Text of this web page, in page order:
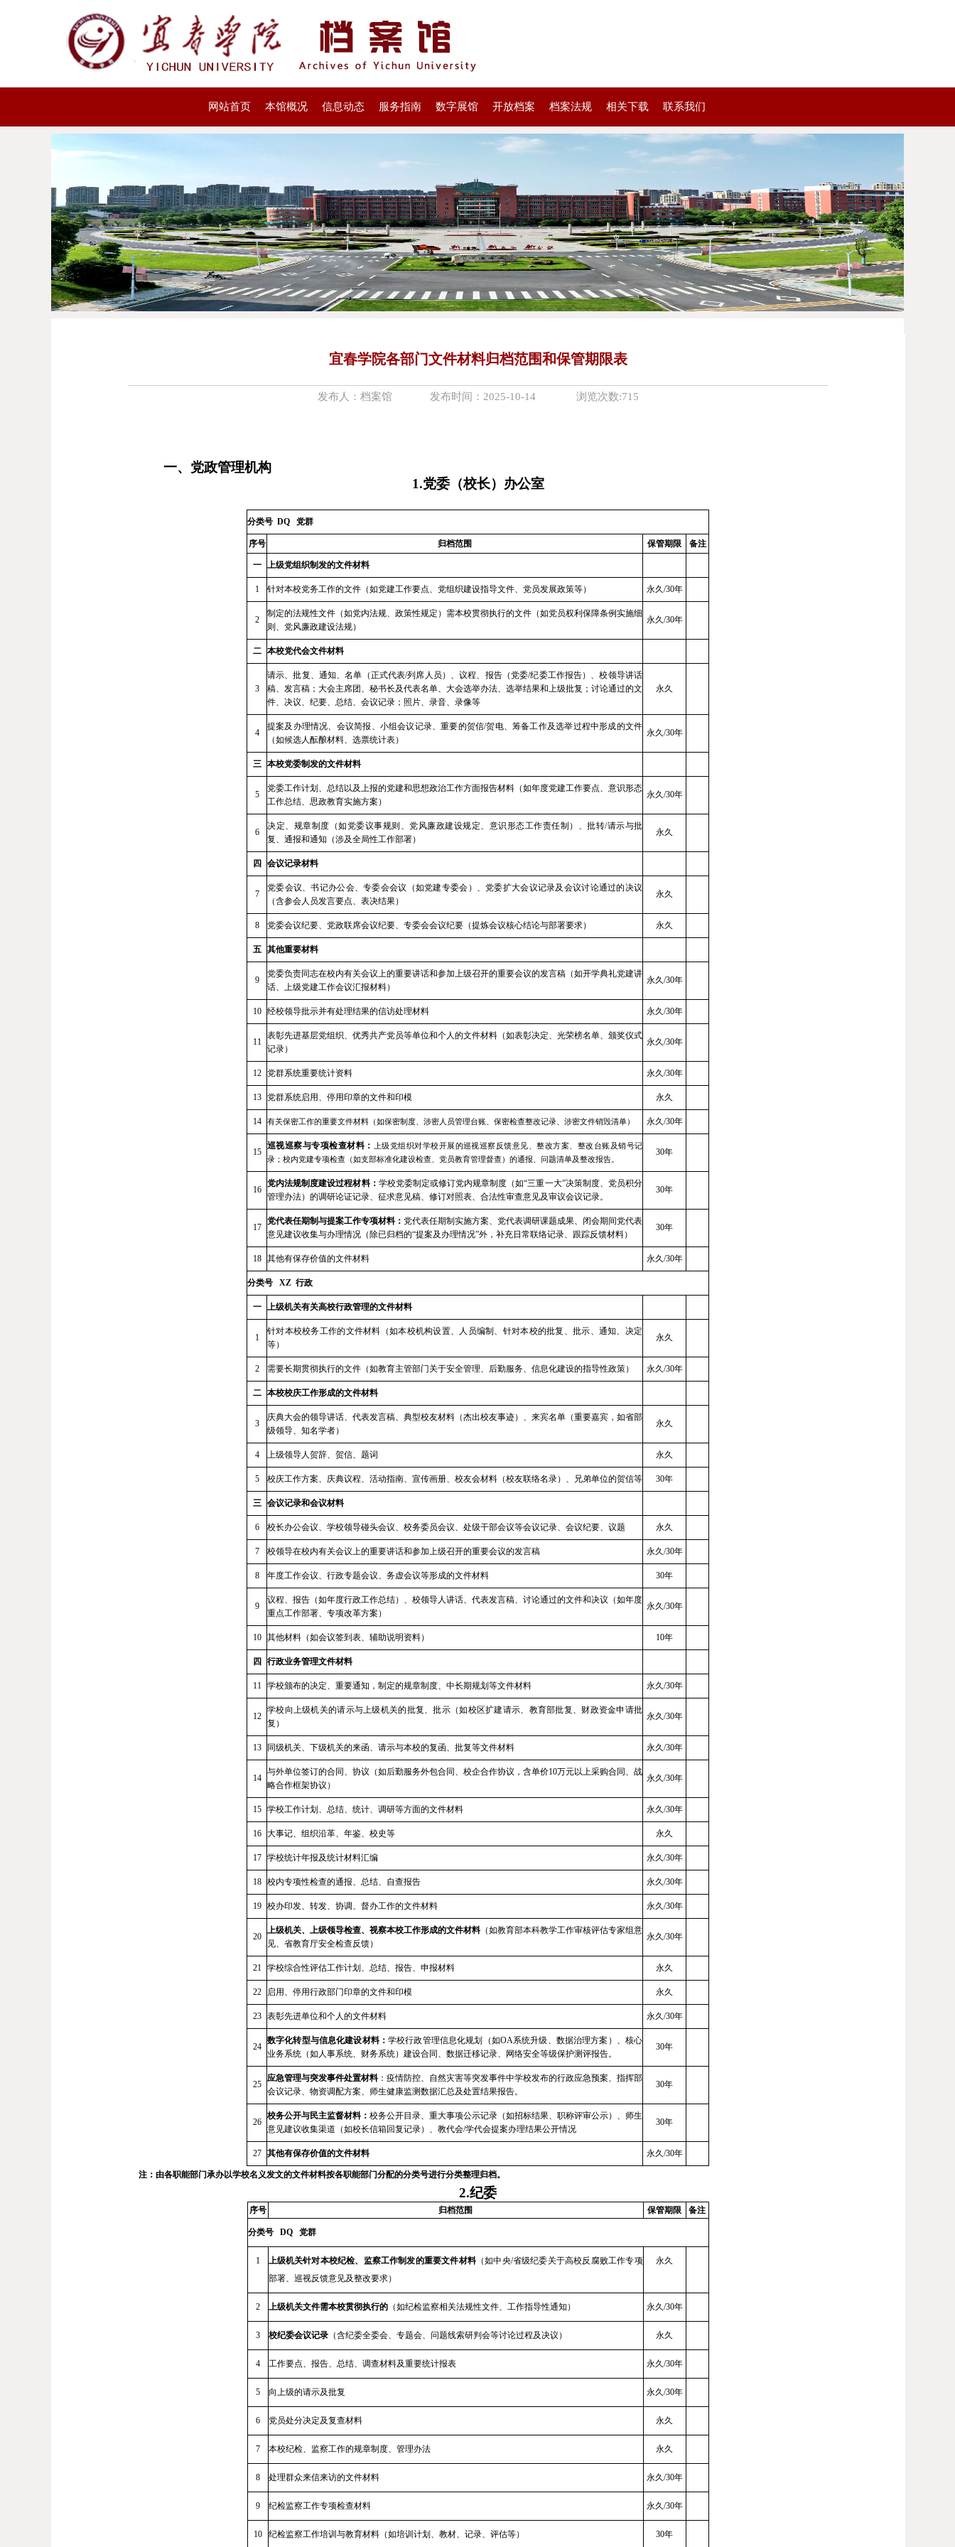
网站首页 本馆概况 信息动态 服务指南 数字展馆 开放档案 档案法规 相关下载 联系我们
宜春学院各部门文件材料归档范围和保管期限表
发布人：档案馆 发布时间：2025-10-14 浏览次数:715
一、 党政管理机构
1.党委（校长） 办公室
分类号 DQ 党群
序号 归档范围 保管期限 备注
一 上级党组织制发的文件材料
1 针对本校党务工作的文件（如党建工作要点、党组织建设指导文件、党员发展政策等） 永久/30年
2
制定的法规性文件（如党内法规、政策性规定）需本校贯彻执行的文件（如党员权利保障条例实施细
则、党风廉政建设法规）
永久/30年
二 本校党代会文件材料
3
请示、批复、通知、名单（正式代表/列席人员）、议程、报告（党委/纪委工作报告）、校领导讲话
稿、发言稿；大会主席团、秘书长及代表名单、大会选举办法、选举结果和上级批复；讨论通过的文
件、决议、纪要、总结、会议记录；照片、录音、录像等
永久
4
提案及办理情况、会议简报、小组会议记录、重要的贺信/贺电、筹备工作及选举过程中形成的文件
（如候选人酝酿材料、选票统计表）
永久/30年
三 本校党委制发的文件材料
5
党委工作计划、总结以及上报的党建和思想政治工作方面报告材料（如年度党建工作要点、意识形态
工作总结、思政教育实施方案）
永久/30年
6
决定、规章制度（如党委议事规则、党风廉政建设规定、意识形态工作责任制）、批转/请示与批
复、通报和通知（涉及全局性工作部署）
永久
四 会议记录材料
7
党委会议、书记办公会、专委会会议（如党建专委会）、党委扩大会议记录及会议讨论通过的决议
（含参会人员发言要点、表决结果）
永久
8 党委会议纪要、党政联席会议纪要、专委会会议纪要（提炼会议核心结论与部署要求） 永久
五 其他重要材料
9
党委负责同志在校内有关会议上的重要讲话和参加上级召开的重要会议的发言稿（如开学典礼党建讲
话、上级党建工作会议汇报材料）
永久/30年
10 经校领导批示并有处理结果的信访处理材料 永久/30年
11
表彰先进基层党组织、优秀共产党员等单位和个人的文件材料（如表彰决定、光荣榜名单、颁奖仪式
记录）
永久/30年
12 党群系统重要统计资料 永久/30年
13 党群系统启用、停用印章的文件和印模 永久
14 有关保密工作的重要文件材料 （如保密制度、涉密人员管理台账、保密检查整改记录、涉密文件销毁清单） 永久/30年
15
巡视巡察与专项检查材料 ：
上级党组织对学校开展的巡视巡察反馈意见、整改方案、整改台账及销号记
录；校内党建专项检查（如支部标准化建设检查、党员教育管理督查）的通报、问题清单及整改报告。
30年
16
党内法规制度建设过程材料： 学校党委制定或修订党内规章制度（如“三重一大”决策制度、党员积分
管理办法）的调研论证记录、征求意见稿、修订对照表、合法性审查意见及审议会议记录。
30年
17
党代表任期制与提案工作专项材料 ： 党代表任期制实施方案、党代表调研课题成果、闭会期间党代表
意见建议收集与办理情况（除已归档的“提案及办理情况”外，补充日常联络记录、跟踪反馈材料）
30年
18 其他有保存价值的文件材料 永久/30年
分类号 XZ 行政
一 上级机关有关高校行政管理的文件材料
1
针对本校校务工作的文件材料（如本校机构设置、人员编制、针对本校的批复、批示、通知、决定
等）
永久
2 需要长期贯彻执行的文件（如教育主管部门关于安全管理、后勤服务、信息化建设的指导性政策） 永久/30年
二 本校校庆工作形成的文件材料
3
庆典大会的领导讲话、代表发言稿、典型校友材料（杰出校友事迹）、来宾名单（重要嘉宾，如省部
级领导、知名学者）
永久
4 上级领导人贺辞、贺信、题词 永久
5 校庆工作方案、庆典议程、活动指南、宣传画册、校友会材料 （校友联络名录） 、兄弟单位的贺信等 30年
三 会议记录和会议材料
6 校长办公会议、学校领导碰头会议、校务委员会议、处级干部会议等会议记录、会议纪要、 议题 永久
7 校领导在校内有关会议上的重要讲话和参加上级召开的重要会议的发言稿 永久/30年
8 年度工作会议、行政专题会议、务虚会议等形成的文件材料 30年
9
议程、报告（如年度行政工作总结）、校领导人讲话、代表发言稿、讨论通过的文件和决议（如年度
重点工作部署、专项改革方案）
永久/30年
10 其他材料（如会议签到表、辅助说明资料） 10年
四 行政业务管理文件材料
11 学校颁布的决定、重要通知，制定的规章制度、中长期规划等文件材料 永久/30年
12
学校向上级机关的请示与上级机关的批复、批示（如校区扩建请示、教育部批复、财政资金申请批
复）
永久/30年
13 同级机关、下级机关的来函、请示与本校的复函、批复等文件材料 永久/30年
14
与外单位签订的合同、协议（如后勤服务外包合同、校企合作协议，含单价10万元以上采购合同、战
略合作框架协议）
永久/30年
15 学校工作计划、总结、统计、调研等方面的文件材料 永久/30年
16 大事记、组织沿革、年鉴、校史等 永久
17 学校统计年报及统计材料汇编 永久/30年
18 校内专项性检查的通报、总结、自查报告 永久/30年
19 校办印发、转发、 协调、督办工作的文件材料 永久/30年
20
上级机关、上级领导检查、视察本校工作形成的文件材料 （如教育部本科教学工作审核评估专家组意
见、省教育厅安全检查反馈）
永久/30年
21 学校综合性评估工作计划、总结、报告、申报材料 永久
22 启用、停用行政部门印章的文件和印模 永久
23 表彰先进单位和个人的文件材料 永久/30年
24
数字化转型与信息化建设材料：学校行政管理信息化规划（如OA系统升级、数据治理方案）、核心
业务系统（如人事系统、财务系统）建设合同、数据迁移记录、网络安全等级保护测评报告。
30年
25
应急管理与突发事件处置材料 ： 疫情防控、自然灾害等突发事件中学校发布的行政应急预案、指挥部
会议记录、物资调配方案、师生健康监测数据汇总及处置结果报告。
30年
26
校务公开与民主监督材料 ： 校务公开目录、重大事项公示记录（如招标结果、职称评审公示）、师生
意见建议收集渠道（如校长信箱回复记录）、教代会/学代会提案办理结果公开情况
30年
27 其他有保存价值的文件材料 永久/30年
注：由各职能部门承办以学校名义发文的文件材料按各职能部门分配的分类号进行分类整理归档。
2.纪委
序号 归档范围 保管期限 备注
分类号DQ 党群
1 上级机关针对本校纪检、监察工作制发的重要文件材料（如中央/省级纪委关于高校反腐败工作专项
部署、巡视反馈意见及整改要求）
永久
2 上级机关文件需本校贯彻执行的（如纪检监察相关法规性文件、工作指导性通知） 永久/30年
3 校纪委会议记录（含纪委全委会、专题会、问题线索研判会等讨论过程及决议） 永久
4 工作要点、报告、总结、调查材料及重要统计报表 永久/30年
5 向上级的请示及批复 永久/30年
6 党员处分决定及复查材料 永久
7 本校纪检、 监察工作的规章制度、管理办法 永久
8 处理群众来信来访的文件材料 永久/30年
9 纪检监察工作专项检查材料 永久/30年
10 纪检监察工作培训与教育材料（如培训计划、教材、记录、评估等） 30年